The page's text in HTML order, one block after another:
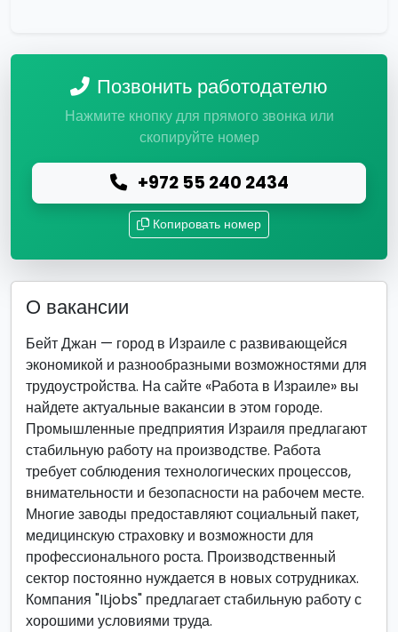
Позвонить работодателю
Нажмите кнопку для прямого звонка или
скопируйте номер
+972 55 240 2434
Копировать номер
О вакансии
Бейт Джан — город в Израиле с развивающейся
экономикой и разнообразными возможностями для
трудоустройства. На сайте «Работа в Израиле» вы
найдете актуальные вакансии в этом городе.
Промышленные предприятия Израиля предлагают
стабильную работу на производстве. Работа
требует соблюдения технологических процессов,
внимательности и безопасности на рабочем месте.
Многие заводы предоставляют социальный пакет,
медицинскую страховку и возможности для
профессионального роста. Производственный
сектор постоянно нуждается в новых сотрудниках.
Компания "ILjobs" предлагает стабильную работу с
хорошими условиями труда.